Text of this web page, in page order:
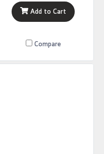
Add to Cart
Compare